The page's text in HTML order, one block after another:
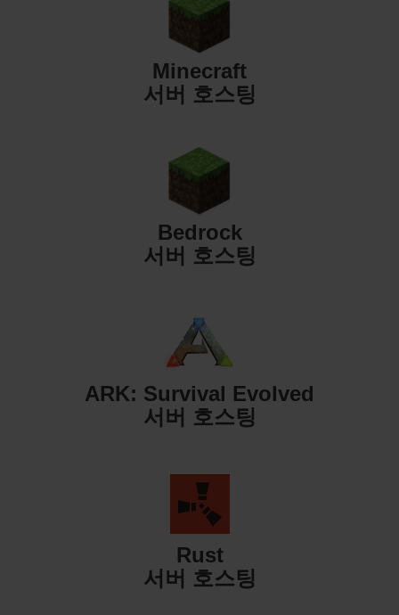
Minecraft
서버 호스팅
Bedrock
서버 호스팅
ARK: Survival Evolved
서버 호스팅
Rust
서버 호스팅